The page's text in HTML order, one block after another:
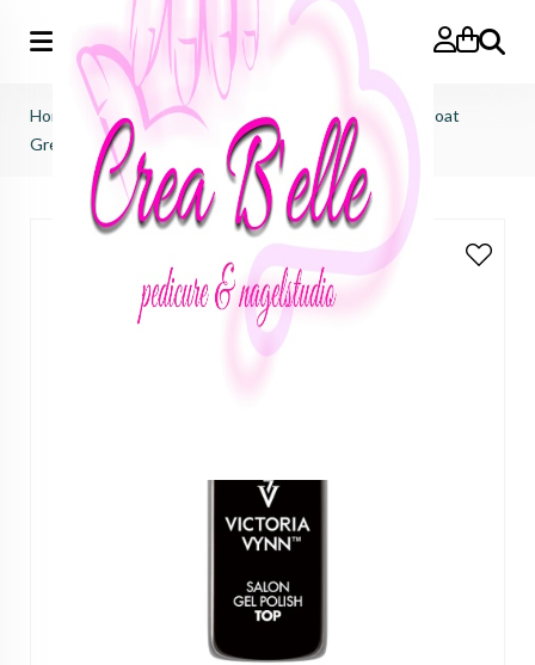
Zoeken
Home Victoria Vynn> prep, base & top coat
Top Coat
Green Mirage